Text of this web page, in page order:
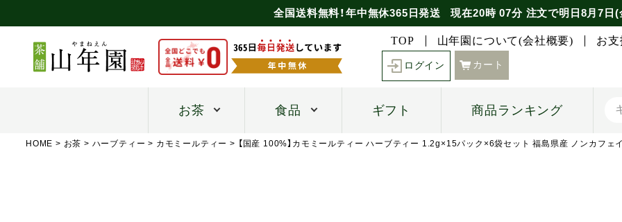
全国送料無料！年中無休365日発送 現在20時 07分注文で明日8月7日(
TOP 山年園について(会社概要) お
ログイン カート
お茶 食品 ギフト 商品ランキング
HOME お茶 ハーブティー カモミールティー 【国産 100%】カモミールティー ハーブティー 1.2g×15パック×6袋セット 福島県産 ノンカフェ